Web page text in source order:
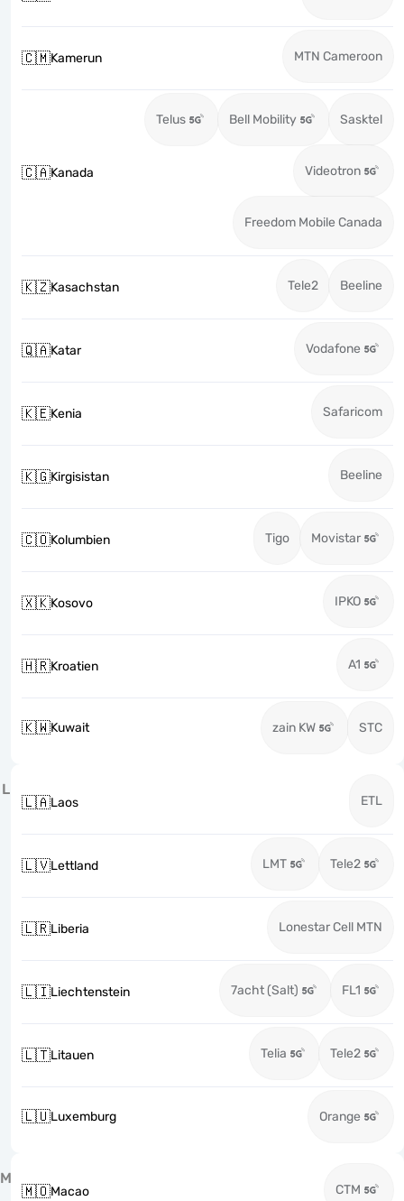
🇨🇲Kamerun MTN Cameroon
🇨🇦Kanada
Telus Bell Mobility Sasktel
Videotron
Freedom Mobile Canada
🇰🇿Kasachstan Tele2 Beeline
🇶🇦Katar Vodafone
🇰🇪Kenia Safaricom
🇰🇬Kirgisistan Beeline
🇨🇴Kolumbien Tigo Movistar
🇽🇰Kosovo IPKO
🇭🇷Kroatien A1
🇰🇼Kuwait zain KW STC
L
🇱🇦Laos ETL
🇱🇻Lettland LMT Tele2
🇱🇷Liberia Lonestar Cell MTN
🇱🇮Liechtenstein 7acht (Salt) FL1
🇱🇹Litauen Telia Tele2
🇱🇺Luxemburg Orange
M
🇲🇴Macao CTM